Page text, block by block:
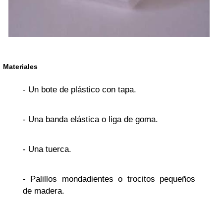
Materiales
- Un bote de plástico con tapa.
- Una banda elástica o liga de goma.
- Una tuerca.
- Palillos mondadientes o trocitos pequeños
de madera.